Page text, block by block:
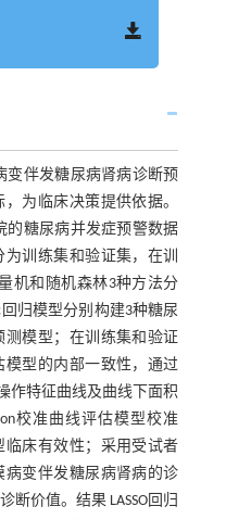
变伴发糖尿病肾病诊断预
为临床决策提供依据。
的糖尿病并发症预警数据
训练集和验证集，在训
机和随机森林3种方法分
归模型分别构建3种糖尿
模型；在训练集和验证
型的内部一致性，通过
作特征曲线及曲线下面积
校准曲线评估模型校准
床有效性；采用受试者
变伴发糖尿病肾病的诊
断价值。结果 LASSO回归